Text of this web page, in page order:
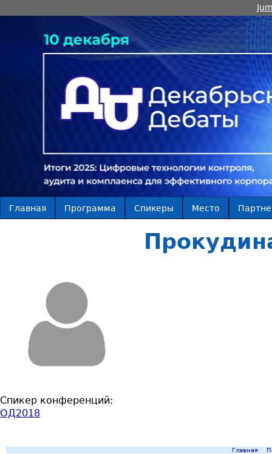
Главная Программа Спикеры Место
Спикер конференций:
ОД2018
Главная